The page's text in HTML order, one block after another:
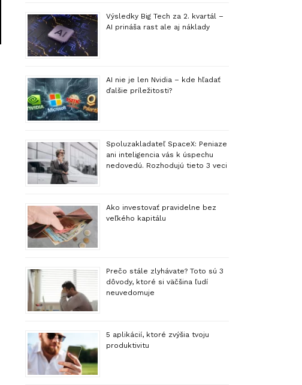
Výsledky Big Tech za 2. kvartál –
AI prináša rast ale aj náklady
AI nie je len Nvidia – kde hľadať
ďalšie príležitosti?
Spoluzakladateľ SpaceX: Peniaze
ani inteligencia vás k úspechu
nedovedú. Rozhodujú tieto 3 veci
Ako investovať pravidelne bez
veľkého kapitálu
Prečo stále zlyhávate? Toto sú 3
dôvody, ktoré si väčšina ľudí
neuvedomuje
5 aplikácií, ktoré zvýšia tvoju
produktivitu